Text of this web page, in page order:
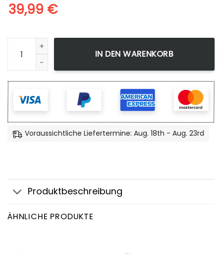
39,99 €
Adraga Strand bei Sonnenuntergang - Leinwandbild Menge
IN DEN WARENKORB
Voraussichtliche Liefertermine: Aug. 18th - Aug. 23rd
Produktbeschreibung
ÄHNLICHE PRODUKTE